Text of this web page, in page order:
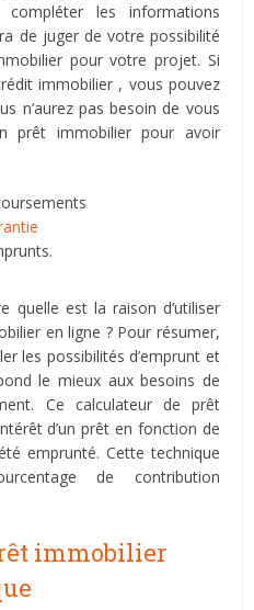
les informations
de juger de votre possibilité
pour votre projet. Si
immobilier , vous pouvez
n’aurez pas besoin de vous
prêt immobilier pour avoir
quelle est la raison d’utiliser
en ligne ? Pour résumer,
les possibilités d’emprunt et
le mieux aux besoins de
Ce calculateur de prêt
d’un prêt en fonction de
emprunté. Cette technique
de contribution
immobilier